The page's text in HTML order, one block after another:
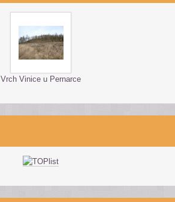
Vrch Vinice u Pernarce